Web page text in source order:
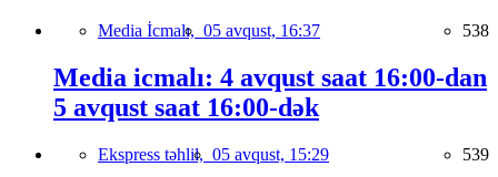
Media İcmalı, 05 avqust, 16:37 538
Media icmalı: 4 avqust saat 16:00-dan
5 avqust saat 16:00-dək
Ekspress təhlil, 05 avqust, 15:29 539